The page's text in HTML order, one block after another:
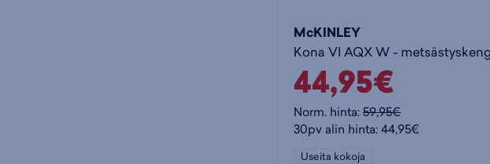
McKINLEY
Kona VI AQX W -
44,95€
Norm. hinta:59,95€
30pv alin hinta: 44,95€
Useita kokoja